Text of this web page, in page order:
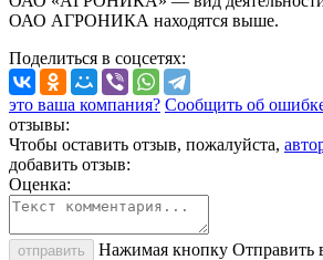
ОАО АГРОНИКА находятся выше.
Поделиться в соцсетях:
это ваша компания? Сообщить об
отзывы:
Чтобы оставить отзыв, пожалуйста,
добавить отзыв:
Оценка:
отправить Нажимая кнопку Отправить